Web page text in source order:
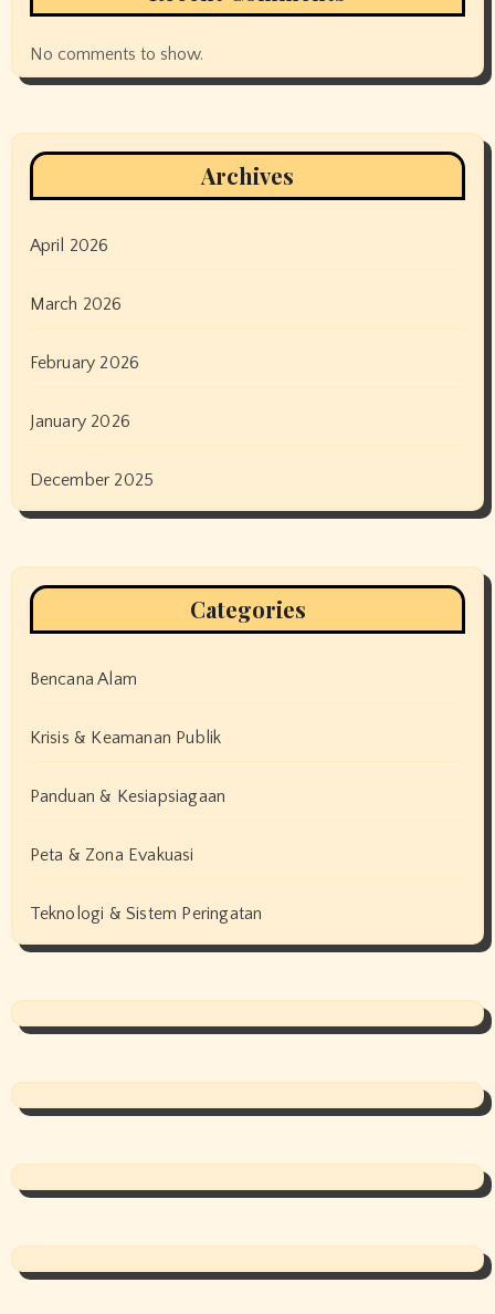
No comments to show.
Archives
April 2026
March 2026
February 2026
January 2026
December 2025
Categories
Bencana Alam
Krisis & Keamanan Publik
Panduan & Kesiapsiagaan
Peta & Zona Evakuasi
Teknologi & Sistem Peringatan